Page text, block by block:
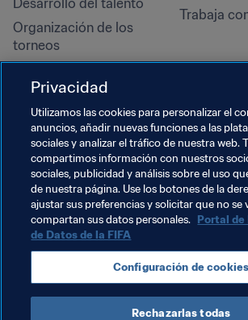
Desarrollo del talento
Organización de los
torneos
Derechos humanos y lucha
contra la discriminación
Salud y atención médica
Iniciativas educativas
Trabaja
Privacidad
Utilizamos las cookies para personalizar el
anuncios, añadir nuevas funciones a las
sociales y analizar el tráfico de nuestra web.
compartimos información con nuestros
sociales, publicidad y análisis sobre el uso
de nuestra página. Use los botones de la
ajustar sus preferencias y solicitar que no se
compartan sus datos personales. Portal
de Datos de la FIFA
Configuración de cookies
Rechazarlas todas